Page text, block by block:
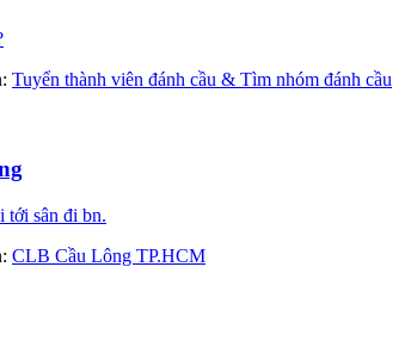
Tuyển thành viên đánh cầu & Tìm nhóm đánh cầu
tới sân đi bn.
CLB Cầu Lông TP.HCM